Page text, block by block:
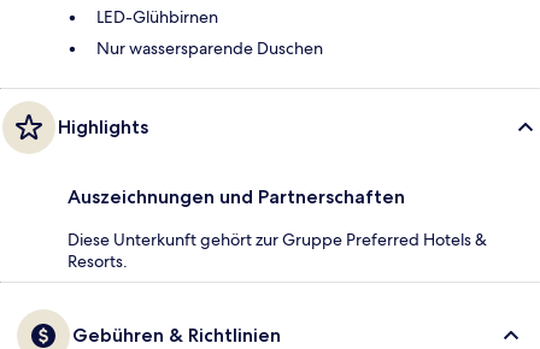
LED-Glühbirnen
Nur wassersparende Duschen
Highlights
Auszeichnungen und Partnerschaften
Diese Unterkunft gehört zur Gruppe Preferred Hotels &
Resorts.
Gebühren & Richtlinien